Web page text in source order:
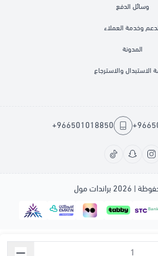
وسائل الدفع
وخدمة العملاء
المدونة
الاستبدال والاسترجاع
+966501018850
| 2026 براندات مول